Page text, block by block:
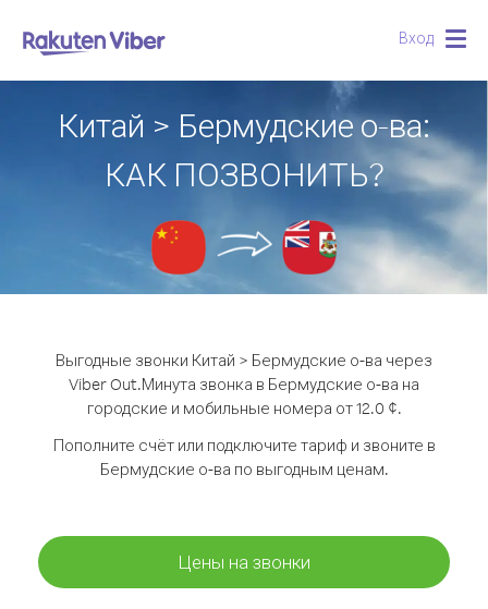
Вход
Китай > Бермудские о-ва:
КАК ПОЗВОНИТЬ?
Выгодные звонки Китай > Бермудские о-ва через
Viber Out.Минута звонка в Бермудские о-ва на
городские и мобильные номера от 12.0 ¢.
Пополните счёт или подключите тариф и звоните в
Бермудские о-ва по выгодным ценам.
Цены на звонки